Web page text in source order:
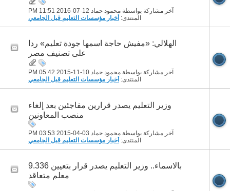
آخر مشاركة بواسطة محمود حماد 12-07-2016
11:51 PM
المنتدى: أخبار مؤسسات التعليم قبل الجامعي
الهلالي: «مفيش حاجة اسمها جودة تعليم» ردا
على تصنيف مصر
آخر مشاركة بواسطة محمود حماد 10-11-2015
05:42 PM
المنتدى: أخبار مؤسسات التعليم قبل الجامعي
وزير التعليم يصدر قرارين مفاجئين بعد إلغاء
منصب المعاونين
آخر مشاركة بواسطة محمود حماد 03-04-2015
03:53 PM
المنتدى: أخبار مؤسسات التعليم قبل الجامعي
بالاسماء.. وزير التعليم يصدر قرار بتعيين 9.336
معلم متعاقد